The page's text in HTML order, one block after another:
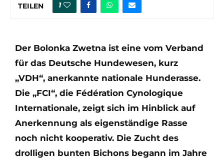
TEILEN 1
Der Bolonka Zwetna ist eine vom Verband
für das Deutsche Hundewesen, kurz
„VDH“, anerkannte nationale Hunderasse.
Die „FCI“, die Fédération Cynologique
Internationale, zeigt sich im Hinblick auf
Anerkennung als eigenständige Rasse
noch nicht kooperativ. Die Zucht des
drolligen bunten Bichons begann im Jahre